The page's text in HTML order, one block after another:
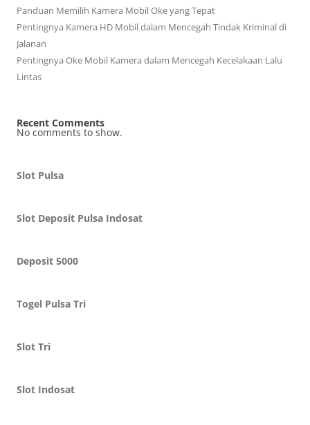
Panduan Memilih Kamera Mobil Oke yang Tepat
Pentingnya Kamera HD Mobil dalam Mencegah Tindak Kriminal di
Jalanan
Pentingnya Oke Mobil Kamera dalam Mencegah Kecelakaan Lalu
Lintas
Recent Comments
No comments to show.
Slot Pulsa
Slot Deposit Pulsa Indosat
Deposit 5000
Togel Pulsa Tri
Slot Tri
Slot Indosat